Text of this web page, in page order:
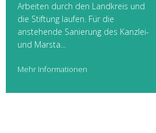
Arbeiten durch den Landkreis und
die Stiftung laufen. Für die
anstehende Sanierung des Kanzlei-
und Marsta...
Mehr Informationen